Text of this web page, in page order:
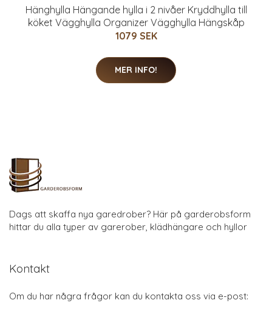
Hänghylla Hängande hylla i 2 nivåer Kryddhylla till
köket Vägghylla Organizer Vägghylla Hängskåp
1079 SEK
MER INFO!
Dags att skaffa nya garedrober? Här på garderobsform
hittar du alla typer av garerober, klädhängare och hyllor
Kontakt
Om du har några frågor kan du kontakta oss via e-post: